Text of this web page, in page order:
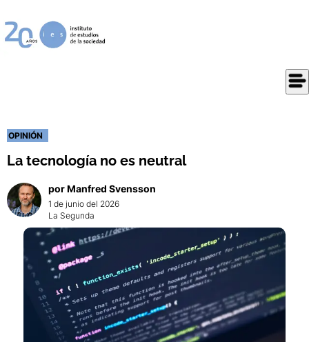
OPINIÓN
La tecnología no es neutral
porManfred Svensson
1 de junio del 2026
La Segunda